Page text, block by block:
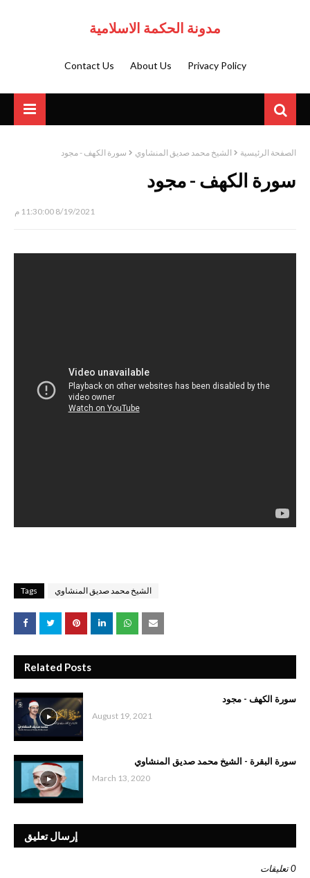
مدونة الحكمة الاسلامية
Privacy Policy
About Us
Contact Us
الصفحة الرئيسية الشيخ محمد صديق المنشاوي سورة الكهف - مجود
سورة الكهف - مجود
8/19/2021 11:30:00 م
Tags الشيخ محمد صديق المنشاوي
Related Posts
سورة الكهف - مجود
August 19, 2021
سورة البقرة - الشيخ محمد صديق المنشاوي
March 13, 2020
إرسال تعليق
0 تعليقات